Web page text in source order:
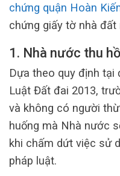
chứng quận Hoàn
chứng giấy tờ nhà đất
1. Nhà nước thu
Dựa theo quy định tại
Luật Đất đai 2013,
và không có người
huống mà Nhà nước
khi chấm dứt việc sử
pháp luật.